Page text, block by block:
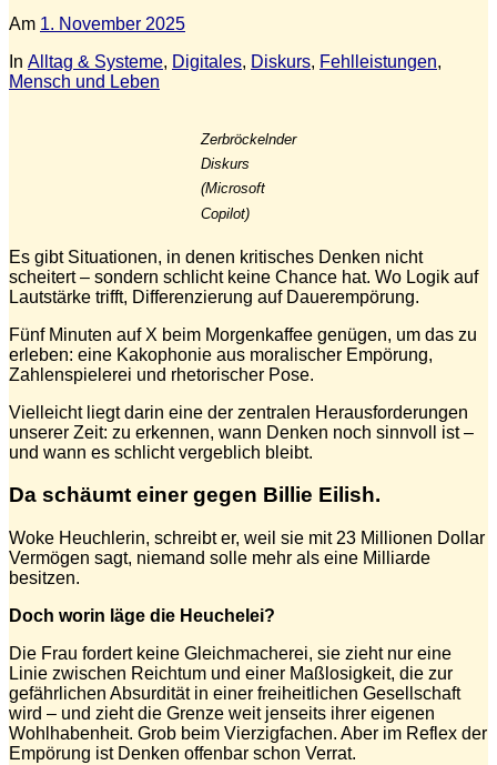
Am 1. November 2025
In Alltag & Systeme, Digitales, Diskurs, Fehlleistungen,
Mensch und Leben
Zerbröckelnder
Diskurs
(Microsoft
Copilot)
Es gibt Situationen, in denen kritisches Denken nicht
scheitert – sondern schlicht keine Chance hat. Wo Logik auf
Lautstärke trifft, Differenzierung auf Dauerempörung.
Fünf Minuten auf X beim Morgenkaffee genügen, um das zu
erleben: eine Kakophonie aus moralischer Empörung,
Zahlenspielerei und rhetorischer Pose.
Vielleicht liegt darin eine der zentralen Herausforderungen
unserer Zeit: zu erkennen, wann Denken noch sinnvoll ist –
und wann es schlicht vergeblich bleibt.
Da schäumt einer gegen Billie Eilish.
Woke Heuchlerin, schreibt er, weil sie mit 23 Millionen Dollar
Vermögen sagt, niemand solle mehr als eine Milliarde
besitzen.
Doch worin läge die Heuchelei?
Die Frau fordert keine Gleichmacherei, sie zieht nur eine
Linie zwischen Reichtum und einer Maßlosigkeit, die zur
gefährlichen Absurdität in einer freiheitlichen Gesellschaft
wird – und zieht die Grenze weit jenseits ihrer eigenen
Wohlhabenheit. Grob beim Vierzigfachen. Aber im Reflex der
Empörung ist Denken offenbar schon Verrat.